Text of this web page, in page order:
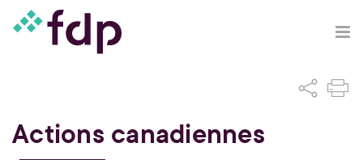
Actions canadiennes